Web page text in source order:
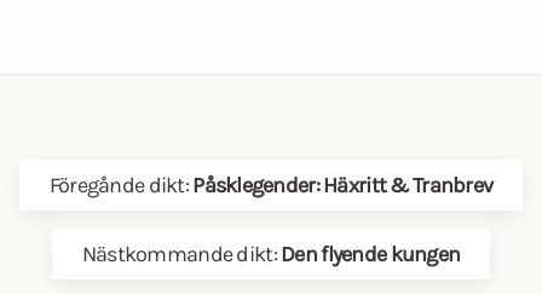
Föregånde dikt:Påsklegender: Häxritt & Tranbrev
Nästkommande dikt:Den flyende kungen